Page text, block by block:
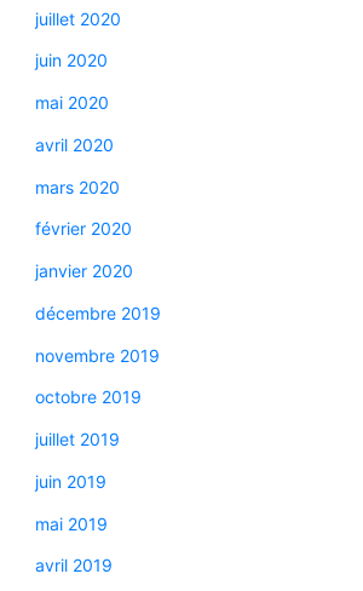
juillet 2020
juin 2020
mai 2020
avril 2020
mars 2020
février 2020
janvier 2020
décembre 2019
novembre 2019
octobre 2019
juillet 2019
juin 2019
mai 2019
avril 2019